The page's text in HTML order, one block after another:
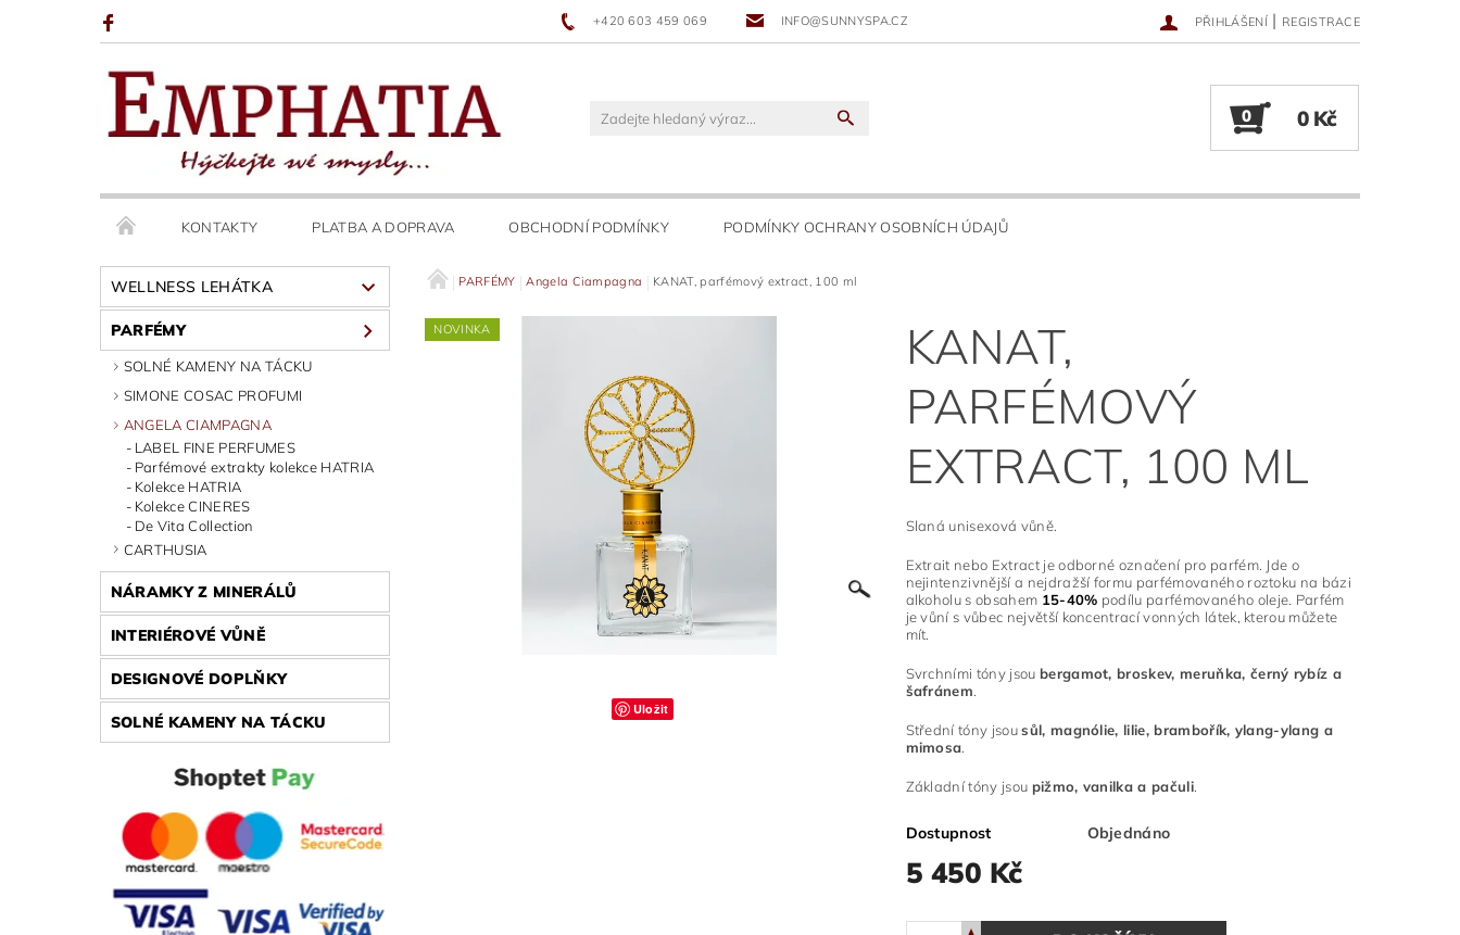
+420 603 459 069 INFO@SUNNYSPA.CZ PŘIHLÁŠENÍ | REGISTRACE
0 0 Kč
KONTAKTY PLATBA A DOPRAVA OBCHODNÍ PODMÍNKY PODMÍNKY OCHRANY OSOBNÍCH ÚDAJŮ
WELLNESS LEHÁTKA
PARFÉMY
SOLNÉ KAMENY NA TÁCKU
SIMONE COSAC PROFUMI
ANGELA CIAMPAGNA
LABEL FINE PERFUMES
Parfémové extrakty kolekce HATRIA
Kolekce HATRIA
Kolekce CINERES
De Vita Collection
CARTHUSIA
NÁRAMKY Z MINERÁLŮ
INTERIÉROVÉ VŮNĚ
DESIGNOVÉ DOPLŇKY
SOLNÉ KAMENY NA TÁCKU
PARFÉMY Angela Ciampagna KANAT, parfémový extract, 100 ml
NOVINKA
Uložit
KANAT,
PARFÉMOVÝ
EXTRACT, 100 ML
Slaná unisexová vůně.
Extrait nebo Extract je odborné označení pro parfém. Jde o
nejintenzivnější a nejdražší formu parfémovaného roztoku na bázi
alkoholu s obsahem 15-40% podílu parfémovaného oleje. Parfém
je vůní s vůbec největší koncentrací vonných látek, kterou můžete
mít.
Svrchními tóny jsou bergamot, broskev, meruňka, černý rybíz a
šafránem
Střední tóny jsousůl, magnólie, lilie, brambořík, ylang-ylang a
mimosa
Základní tóny jsou pižmo, vanilka a pačuli.
Dostupnost Objednáno
5 450 Kč